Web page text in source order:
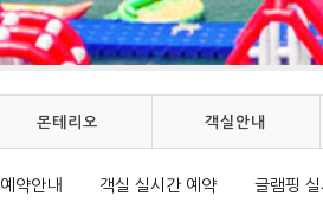
몬테리오 객실안내
예약안내 객실 실시간 예약 글램핑